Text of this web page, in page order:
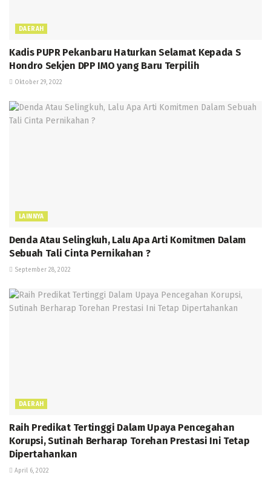
DAERAH
Kadis PUPR Pekanbaru Haturkan Selamat Kepada S
Hondro Sekjen DPP IMO yang Baru Terpilih
Oktober 29, 2022
LAINNYA
Denda Atau Selingkuh, Lalu Apa Arti Komitmen Dalam
Sebuah Tali Cinta Pernikahan ?
September 28, 2022
DAERAH
Raih Predikat Tertinggi Dalam Upaya Pencegahan
Korupsi, Sutinah Berharap Torehan Prestasi Ini Tetap
Dipertahankan
April 6, 2022